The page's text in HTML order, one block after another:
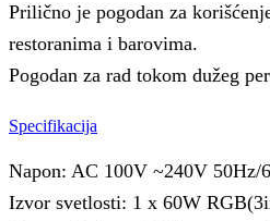
Prilično je pogodan za
restoranima i barovima.
Pogodan za rad tokom dužeg
Specifikacija
Napon: AC 100V ~240V 50Hz/
Izvor svetlosti: 1 x 60W